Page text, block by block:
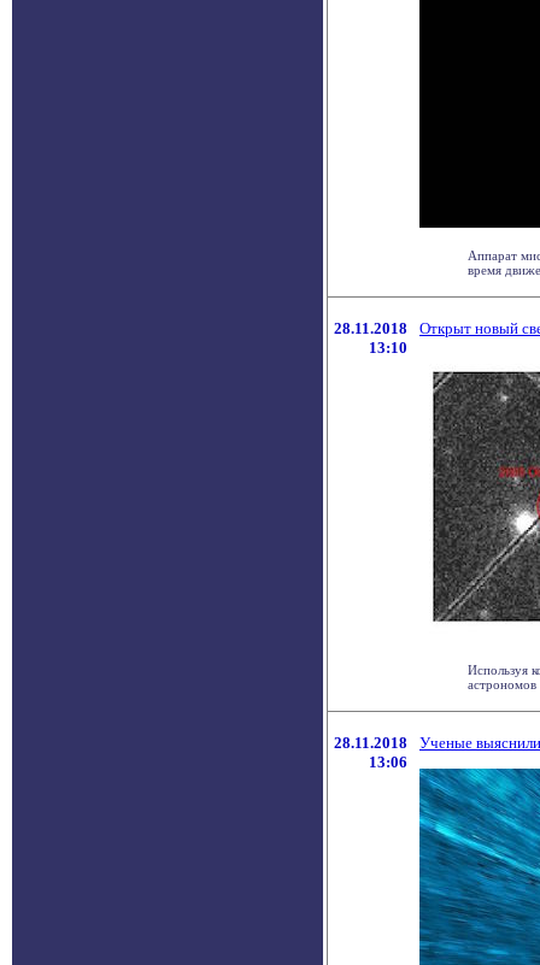
Аппарат
время
28.11.2018
13:10
Открыт новый
Используя
астрономов
28.11.2018
13:06
Ученые